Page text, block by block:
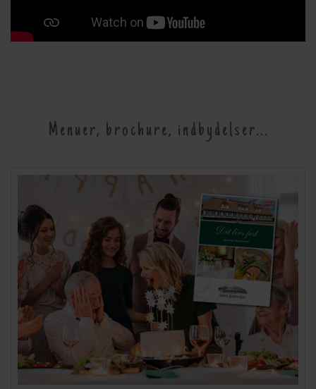
Menuer, brochure, indbydelser...